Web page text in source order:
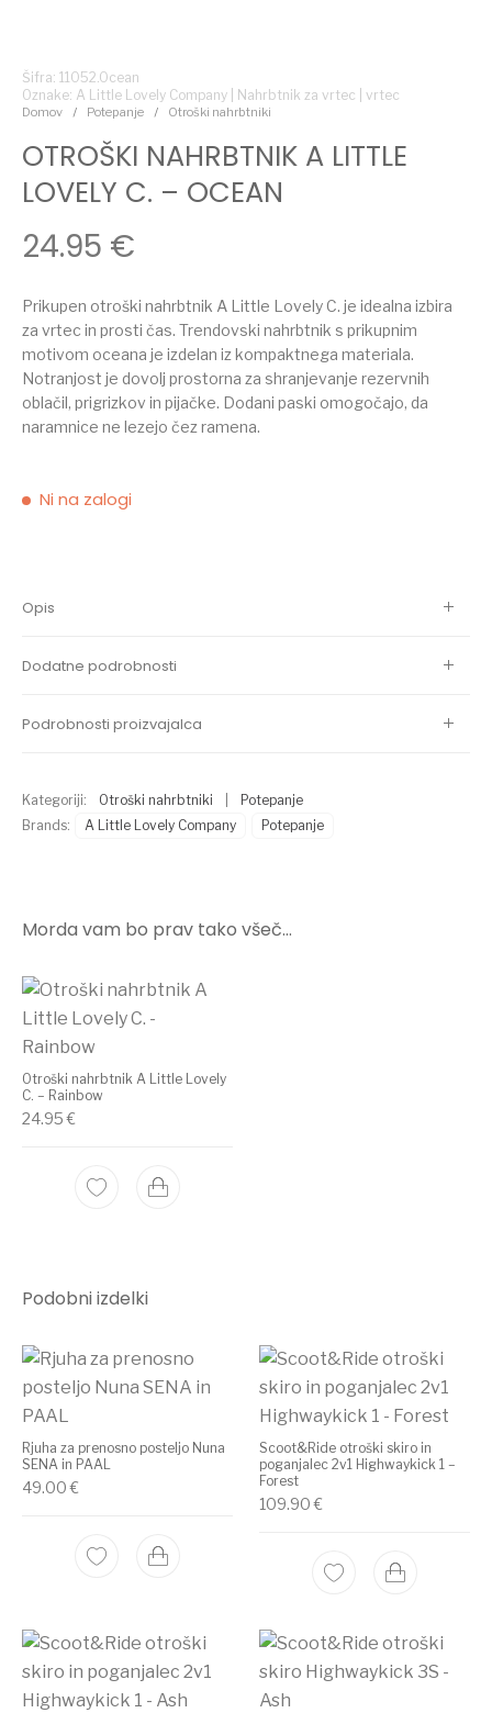
Domov / Potepanje / Otroški nahrbtniki
OTROŠKI NAHRBTNIK A LITTLE
LOVELY C. – OCEAN
24.95 €
Kategoriji: Otroški nahrbtniki
Potepanje
Brands:
A Little Lovely Company Potepanje
Prikupen otroški nahrbtnik A Little Lovely C. je idealna izbira
za vrtec in prosti čas. Trendovski nahrbtnik s prikupnim
motivom oceana je izdelan iz kompaktnega materiala.
Notranjost je dovolj prostorna za shranjevanje rezervnih
oblačil, prigrizkov in pijačke. Dodani paski omogočajo, da
naramnice ne lezejo čez ramena.
Ni na zalogi
Opis
Dodatne podrobnosti
Podrobnosti proizvajalca
Šifra: 11052.Ocean
Oznake: A Little Lovely Company Nahrbtnik za vrtec |vrtec
Morda vam bo prav tako všeč…
Otroški nahrbtnik A Little Lovely
C. – Rainbow
24.95€
Podobni izdelki
Rjuha za prenosno posteljo Nuna
SENA in PAAL
49.00€
Scoot&Ride otroški skiro in
poganjalec 2v1 Highwaykick 1 –
Forest
109.90€